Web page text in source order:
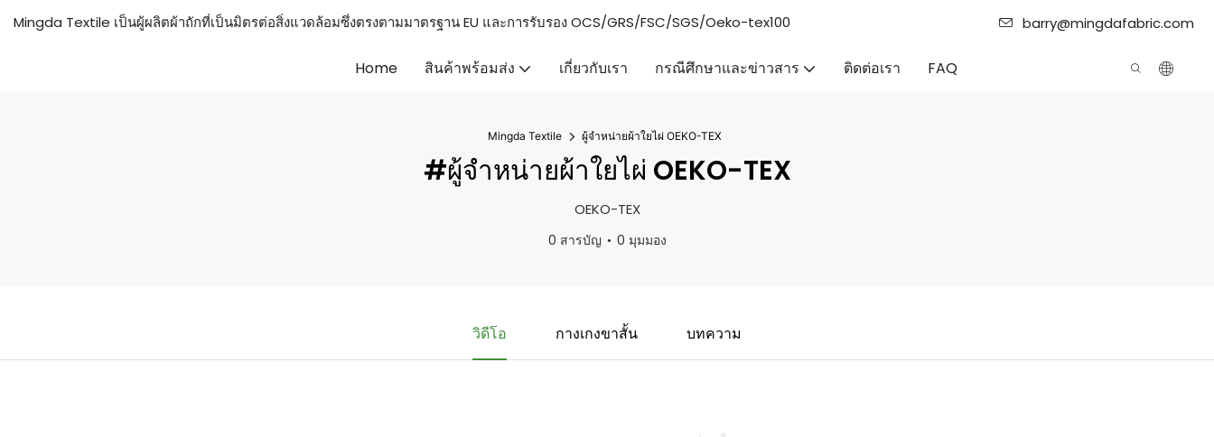
Mingda Textile เป็นผู้ผลิตผ้าถักที่เป็นมิตรต่อสิ่งแวดล้อมซึ่งตรงตามมาตรฐาน EU และการรับรอง OCS/GRS/FSC/SGS/Oeko-tex100 barry@mingdafabric.com
Home สินค้าพร้อมส่ง เกี่ยวกับเรา กรณีศึกษาและข่าวสาร ติดต่อเรา FAQ
Mingda Textile ผู้จำหน่ายผ้าใยไผ่ OEKO-TEX
#ผู้จำหน่ายผ้าใยไผ่ OEKO-TEX
OEKO-TEX
0 สารบัญ 0 มุมมอง
วิดีโอ กางเกงขาสั้น บทความ